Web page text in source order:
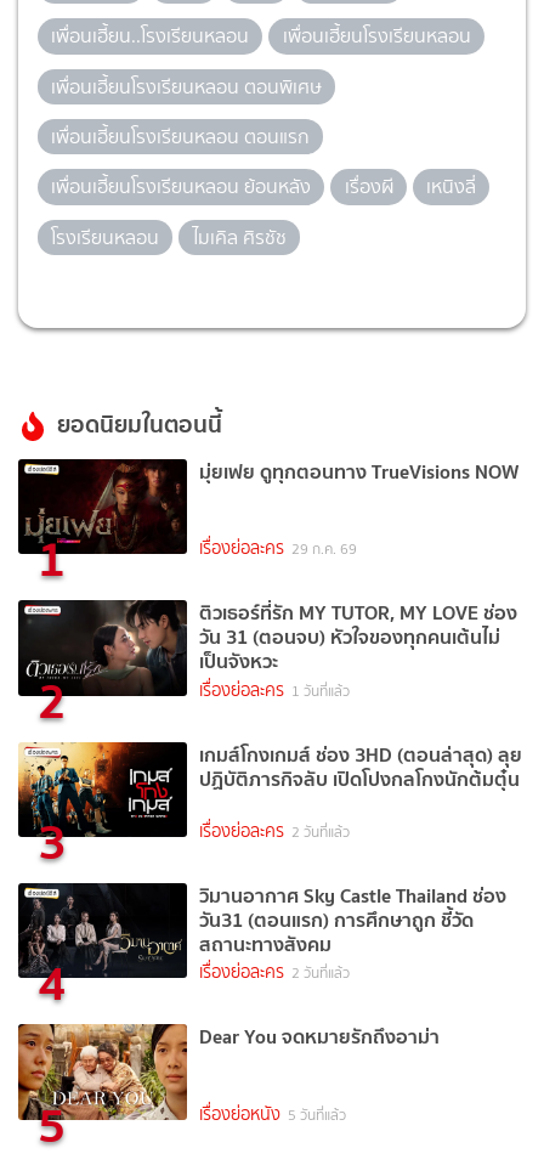
เพื่อนเฮี้ยน..โรงเรียนหลอน
เพื่อนเฮี้ยนโรงเรียนหลอน
เพื่อนเฮี้ยนโรงเรียนหลอน ตอนพิเศษ
เพื่อนเฮี้ยนโรงเรียนหลอน ตอนแรก
เพื่อนเฮี้ยนโรงเรียนหลอน ย้อนหลัง
เรื่องผี
เหนิงลี่
โรงเรียนหลอน
ไมเคิล ศิรชัช
ยอดนิยมในตอนนี้
1
มุ่ยเฟย ดูทุกตอนทาง TrueVisions NOW
เรื่องย่อละคร 29 ก.ค. 69
2
ติวเธอร์ที่รัก MY TUTOR, MY LOVE ช่อง
วัน 31 (ตอนจบ) หัวใจของทุกคนเต้นไม่
เป็นจังหวะ
เรื่องย่อละคร 1 วันที่แล้ว
3
เกมส์โกงเกมส์ ช่อง 3HD (ตอนล่าสุด) ลุย
ปฏิบัติภารกิจลับ เปิดโปงกลโกงนักต้มตุ๋น
เรื่องย่อละคร 2 วันที่แล้ว
4
วิมานอากาศ Sky Castle Thailand ช่อง
วัน31 (ตอนแรก) การศึกษาถูก ชี้วัด
สถานะทางสังคม
เรื่องย่อละคร 2 วันที่แล้ว
5
Dear You จดหมายรักถึงอาม่า
เรื่องย่อหนัง 5 วันที่แล้ว